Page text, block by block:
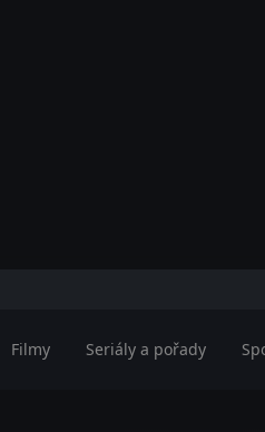
Filmy Seriály a pořady